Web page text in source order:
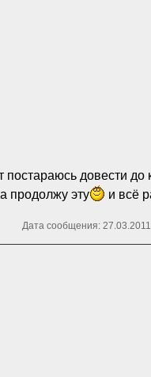
довести до
продолжу эту
и всё
Дата сообщения: